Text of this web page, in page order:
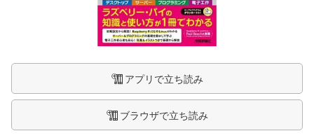
アプリで立ち読み
ブラウザで立ち読み